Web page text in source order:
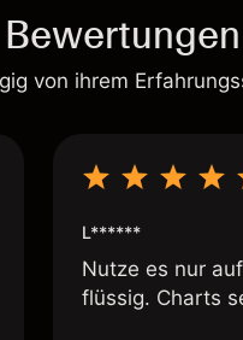
von ihrem
L******
Nutze es nur
flüssig. Charts